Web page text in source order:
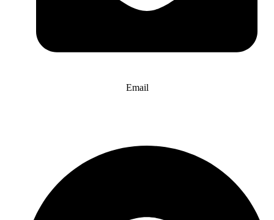
Email